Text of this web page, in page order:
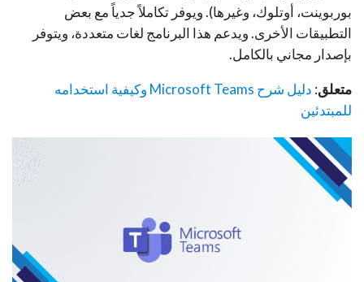
بوربوينت، أوتلوك، وغيرها). ويوفر تكاملاً جدياً مع بعض
التطبيقات الأخرى. ويدعم هذا البرنامج لغات متعددة، ويتوفر
بإصدار مجاني بالكامل.
متعلق:
دليل شرح Microsoft Teams وكيفية استخدامه
للمبتدئين